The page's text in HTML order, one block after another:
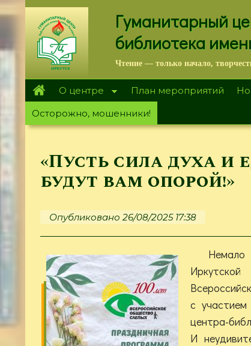
Перейти
к
основному
содержанию
Гуманитарный
библиотека
Чтение — только начало,
О центре План мероприятий
Осторожно, мошенники!
«Пусть сила духа и
будут вам опорой!»
Опубликовано 26/08/2025 17:38
Немало
с участием
центра-
И